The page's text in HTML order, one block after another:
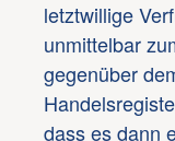
letztwillige
unmittelbar
gegenüber
dass es dann